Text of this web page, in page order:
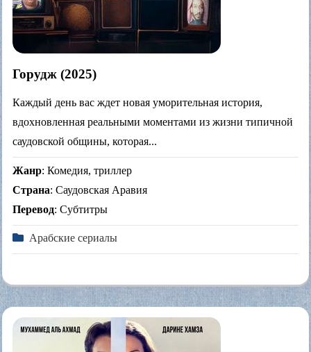
Горудж (2025)
Каждый день вас ждет новая уморительная история,
вдохновленная реальными моментами из жизни типичной
саудовской общины, которая...
Жанр: Комедия, триллер
Страна: Саудовская Аравия
Перевод: Субтитры
Арабские сериалы